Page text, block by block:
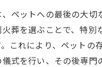
ペットへの最後の大
葬を選ぶことで、特
これにより、ペット
式を行い、その後専